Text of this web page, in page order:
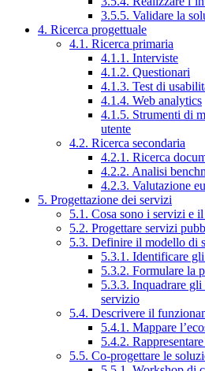
3.5.5. Validare la
4. Ricerca progettuale
4.1. Ricerca primaria
4.1.1. Interviste
4.1.2. Questionari
4.1.3. Test di
4.1.4. Web analytics
4.1.5. Strumenti di
utente
4.2. Ricerca secondaria
4.2.1. Ricerca
4.2.2. Analisi
4.2.3. Valutazione
5. Progettazione dei servizi
5.1. Cosa sono i servizi e
5.2. Progettare servizi
5.3. Definire il modello di
5.3.1. Identificare
5.3.2. Formulare la
5.3.3. Inquadrare
servizio
5.4. Descrivere il
5.4.1. Mappare
5.4.2.
5.5. Co-progettare le